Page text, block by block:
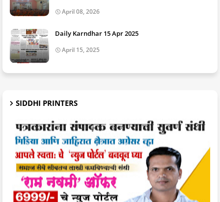
April 08, 2026
Daily Karndhar 15 Apr 2025
April 15, 2025
SIDDHI PRINTERS